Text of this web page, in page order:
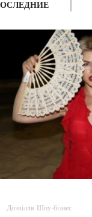
Дозвілля Шоу-бізнес